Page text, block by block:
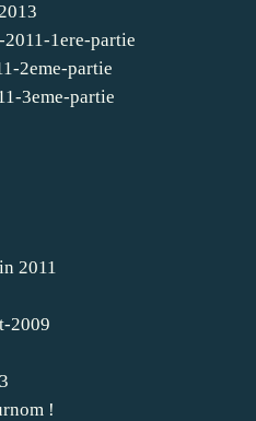
1ere-partie
2eme-partie
3eme-partie
2011
2009
!